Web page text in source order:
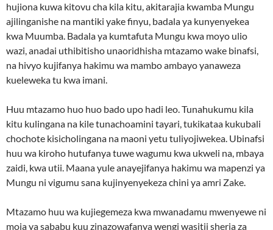
hujiona kuwa kitovu cha kila kitu, akitarajia kwamba Mungu
ajilinganishe na mantiki yake finyu, badala ya kunyenyekea
kwa Muumba. Badala ya kumtafuta Mungu kwa moyo ulio
wazi, anadai uthibitisho unaoridhisha mtazamo wake binafsi,
na hivyo kujifanya hakimu wa mambo ambayo yanaweza
kueleweka tu kwa imani.
Huu mtazamo huo huo bado upo hadi leo. Tunahukumu kila
kitu kulingana na kile tunachoamini tayari, tukikataa kukubali
chochote kisicholingana na maoni yetu tuliyojiwekea. Ubinafsi
huu wa kiroho hutufanya tuwe wagumu kwa ukweli na, mbaya
zaidi, kwa utii. Maana yule anayejifanya hakimu wa mapenzi ya
Mungu ni vigumu sana kujinyenyekeza chini ya amri Zake.
Mtazamo huu wa kujiegemeza kwa mwanadamu mwenyewe ni
moja ya sababu kuu zinazowafanya wengi wasitii sheria za